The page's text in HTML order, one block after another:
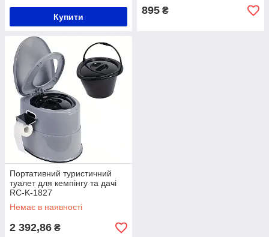
Купити
895 ₴
Портативний туристичний
туалет для кемпінгу та дачі
RC-K-1827
Немає в наявності
2 392,86 ₴